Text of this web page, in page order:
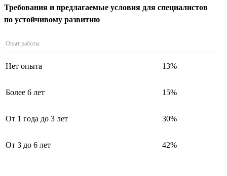
Требования и предлагаемые условия для специалистов
по устойчивому развитию
Опыт работы
Нет опыта 13%
Более 6 лет 15%
От 1 года до 3 лет 30%
От 3 до 6 лет 42%